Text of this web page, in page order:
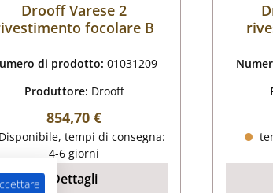
Drooff Varese 2
focolare B
di prodotto:01031209
Produttore: Drooff
Prezzo normale:
854,70 €
Disponibile, tempi di consegna:
4-6 giorni
Dettagli